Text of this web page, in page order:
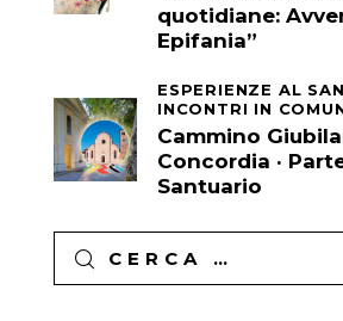
quotidiane:
Epifania”
ESPERIENZE AL
INCONTRI IN
Cammino
Concordia ·
Santuario
Ricerca
per: